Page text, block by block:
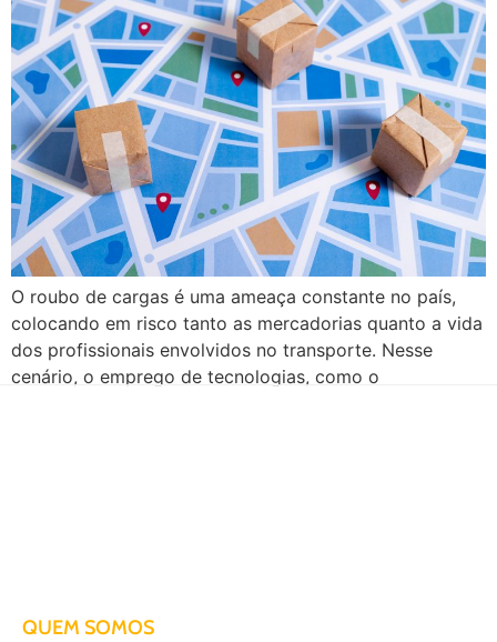
O roubo de cargas é uma ameaça constante no país,
colocando em risco tanto as mercadorias quanto a vida
dos profissionais envolvidos no transporte. Nesse
cenário, o emprego de tecnologias, como o
QUEM SOMOS